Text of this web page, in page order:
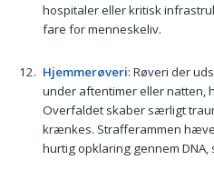
hospitaler eller kritisk
fare for menneskeliv.
Hjemmerøveri: Røveri der
under aftentimer eller natten,
Overfaldet skaber særligt
krænkes. Strafferammen
hurtig opklaring gennem